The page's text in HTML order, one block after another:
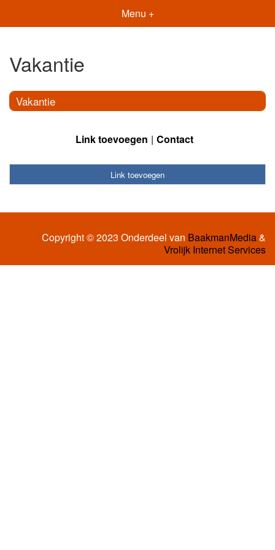
Menu +
Vakantie
Vakantie
Link toevoegen Contact
Link toevoegen
Copyright © 2023 Onderdeel van BaakmanMedia&
Vrolijk Internet Services